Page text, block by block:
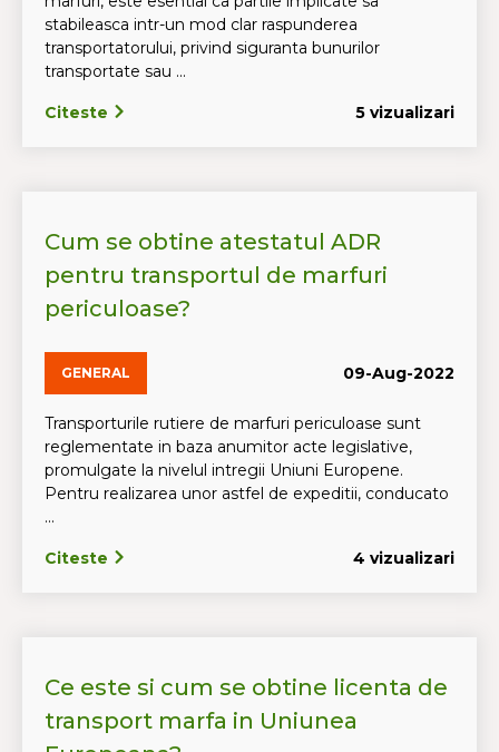
stabileasca intr-un mod clar raspunderea
transportatorului, privind siguranta bunurilor
transportate sau ...
Citeste 5 vizualizari
Cum se obtine atestatul ADR
pentru transportul de marfuri
periculoase?
GENERAL 09-Aug-2022
Transporturile rutiere de marfuri periculoase sunt
reglementate in baza anumitor acte legislative,
promulgate la nivelul intregii Uniuni Europene.
Pentru realizarea unor astfel de expeditii, conducato
...
Citeste 4 vizualizari
Ce este si cum se obtine licenta de
transport marfa in Uniunea